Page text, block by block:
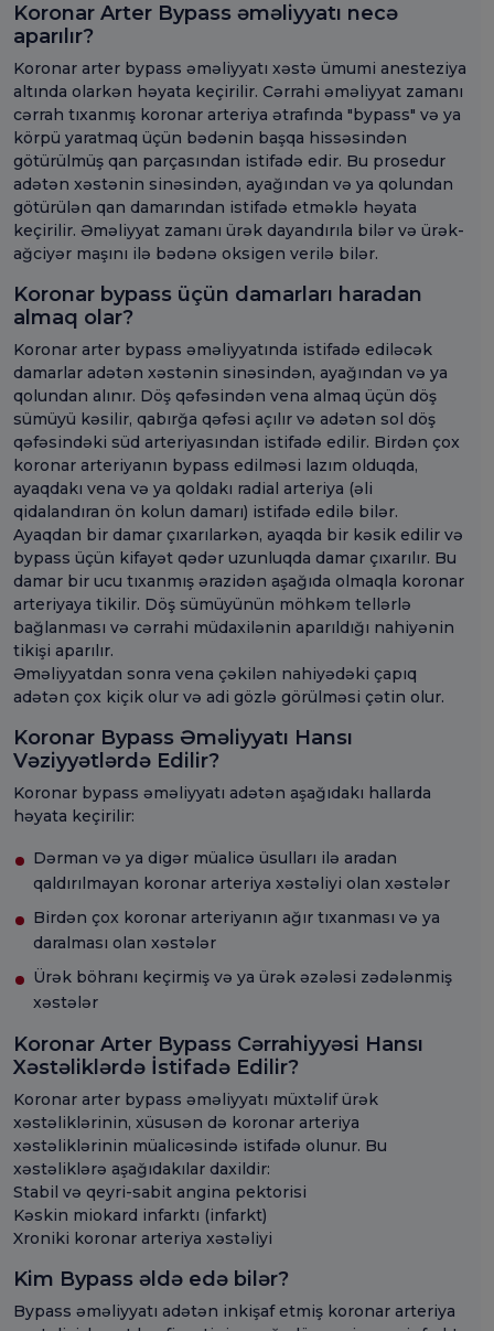
Koronar Arter Bypass əməliyyatı necə
aparılır?
Koronar arter bypass əməliyyatı xəstə ümumi anesteziya
altında olarkən həyata keçirilir. Cərrahi əməliyyat zamanı
cərrah tıxanmış koronar arteriya ətrafında "bypass" və ya
körpü yaratmaq üçün bədənin başqa hissəsindən
götürülmüş qan parçasından istifadə edir. Bu prosedur
adətən xəstənin sinəsindən, ayağından və ya qolundan
götürülən qan damarından istifadə etməklə həyata
keçirilir. Əməliyyat zamanı ürək dayandırıla bilər və ürək-
ağciyər maşını ilə bədənə oksigen verilə bilər.
Koronar bypass üçün damarları haradan
almaq olar?
Koronar arter bypass əməliyyatında istifadə ediləcək
damarlar adətən xəstənin sinəsindən, ayağından və ya
qolundan alınır. Döş qəfəsindən vena almaq üçün döş
sümüyü kəsilir, qabırğa qəfəsi açılır və adətən sol döş
qəfəsindəki süd arteriyasından istifadə edilir. Birdən çox
koronar arteriyanın bypass edilməsi lazım olduqda,
ayaqdakı vena və ya qoldakı radial arteriya (əli
qidalandıran ön kolun damarı) istifadə edilə bilər.
Ayaqdan bir damar çıxarılarkən, ayaqda bir kəsik edilir və
bypass üçün kifayət qədər uzunluqda damar çıxarılır. Bu
damar bir ucu tıxanmış ərazidən aşağıda olmaqla koronar
arteriyaya tikilir. Döş sümüyünün möhkəm tellərlə
bağlanması və cərrahi müdaxilənin aparıldığı nahiyənin
tikişi aparılır.
Əməliyyatdan sonra vena çəkilən nahiyədəki çapıq
adətən çox kiçik olur və adi gözlə görülməsi çətin olur.
Koronar Bypass Əməliyyatı Hansı
Vəziyyətlərdə Edilir?
Koronar bypass əməliyyatı adətən aşağıdakı hallarda
həyata keçirilir:
Dərman və ya digər müalicə üsulları ilə aradan
qaldırılmayan koronar arteriya xəstəliyi olan xəstələr
Birdən çox koronar arteriyanın ağır tıxanması və ya
daralması olan xəstələr
Ürək böhranı keçirmiş və ya ürək əzələsi zədələnmiş
xəstələr
Koronar Arter Bypass Cərrahiyyəsi Hansı
Xəstəliklərdə İstifadə Edilir?
Koronar arter bypass əməliyyatı müxtəlif ürək
xəstəliklərinin, xüsusən də koronar arteriya
xəstəliklərinin müalicəsində istifadə olunur. Bu
xəstəliklərə aşağıdakılar daxildir:
Stabil və qeyri-sabit angina pektorisi
Kəskin miokard infarktı (infarkt)
Xroniki koronar arteriya xəstəliyi
Kim Bypass əldə edə bilər?
Bypass əməliyyatı adətən inkişaf etmiş koronar arteriya